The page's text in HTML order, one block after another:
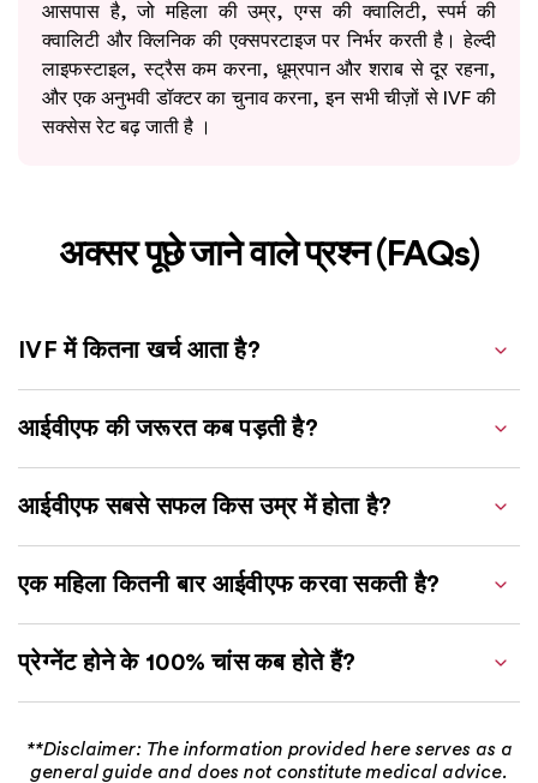
आसपास है, जो महिला की उम्र, एग्स की क्वालिटी, स्पर्म की
क्वालिटी और क्लिनिक की एक्सपरटाइज पर निर्भर करती है। हेल्दी
लाइफस्टाइल, स्ट्रैस कम करना, धूम्रपान और शराब से दूर रहना,
और एक अनुभवी डॉक्टर का चुनाव करना, इन सभी चीज़ों से IVF की
सक्सेस रेट बढ़ जाती है ।
अक्सर पूछे जाने वाले प्रश्न (FAQs)
IVF में कितना खर्च आता है?
आईवीएफ की जरूरत कब पड़ती है?
आईवीएफ सबसे सफल किस उम्र में होता है?
एक महिला कितनी बार आईवीएफ करवा सकती है?
प्रेग्नेंट होने के 100% चांस कब होते हैं?
**Disclaimer: The information provided here serves as a
general guide and does not constitute medical advice.